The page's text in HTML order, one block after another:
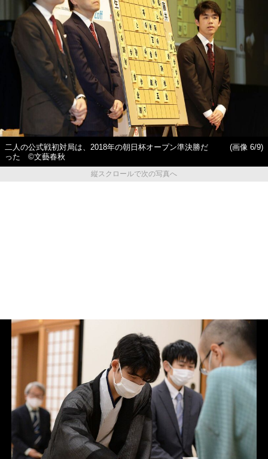
二人の公式戦初対局は、2018年の朝日杯オープン準決勝だ
った ©文藝春秋
(画像 6/9)
縦スクロールで次の写真へ